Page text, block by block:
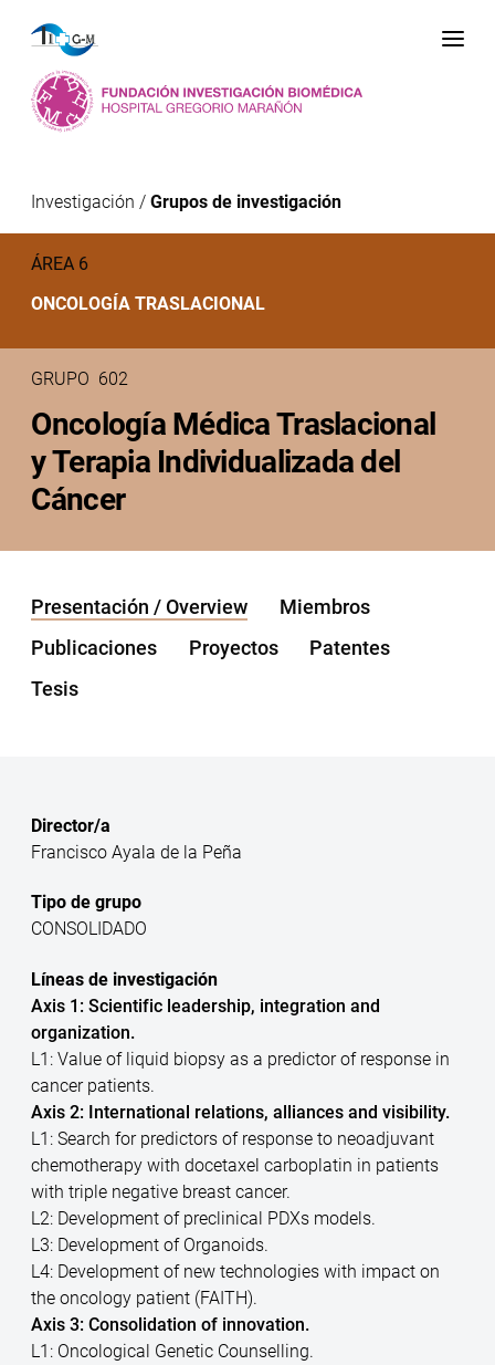
Investigación /Grupos de investigación
ÁREA 6
ONCOLOGÍA TRASLACIONAL
GRUPO 602
Oncología Médica Traslacional
y Terapia Individualizada del
Cáncer
Presentación / Overview
Miembros
Publicaciones
Proyectos
Patentes
Tesis
Director/a
Francisco Ayala de la Peña
Tipo de grupo
CONSOLIDADO
Líneas de investigación
Axis 1: Scientific leadership, integration and
organization.
L1: Value of liquid biopsy as a predictor of response in
cancer patients.
Axis 2: International relations, alliances and visibility.
L1: Search for predictors of response to neoadjuvant
chemotherapy with docetaxel carboplatin in patients
with triple negative breast cancer.
L2: Development of preclinical PDXs models.
L3: Development of Organoids.
L4: Development of new technologies with impact on
the oncology patient (FAITH).
Axis 3: Consolidation of innovation.
L1: Oncological Genetic Counselling.